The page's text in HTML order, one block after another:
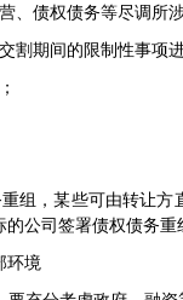
债权债务等尽调所
期间的限制性事项
，某些可由转让方
公司签署债权债务
环境